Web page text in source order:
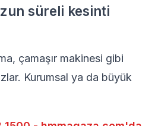
süreli kesinti
çamaşır makinesi gibi
Kurumsal ya da büyük